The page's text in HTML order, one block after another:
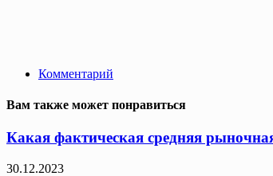
Комментарий
Вам также может понравиться
Какая фактическая средняя
30.12.2023